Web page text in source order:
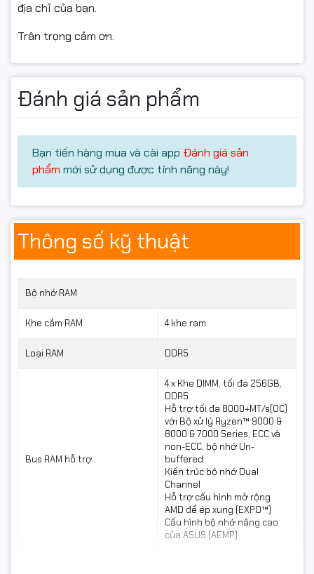
Hỗ trợ RAM DDR5 lên đến
256GB và bus 8000+MT/s
địa chỉ của bạn.
Trân trọng cảm ơn.
Đánh giá sản phẩm
Bạn tiến hàng mua và cài app Đánh giá sản
phẩm mới sử dụng được tính năng này!
Thông số kỹ thuật
Bộ nhớ RAM
Khe cắm RAM 4 khe ram
Loại RAM DDR5
Bus RAM hỗ trợ
4 x Khe DIMM, tối đa 256GB,
DDR5
Hỗ trợ tối đa 8000+MT/s(OC)
với Bộ xử lý Ryzen™ 9000 &
8000 & 7000 Series, ECC và
non-ECC, bộ nhớ Un-
buffered
Kiến trúc bộ nhớ Dual
Channel
Hỗ trợ cấu hình mở rộng
AMD để ép xung (EXPO™)
Cấu hình bộ nhớ nâng cao
của ASUS (AEMP)